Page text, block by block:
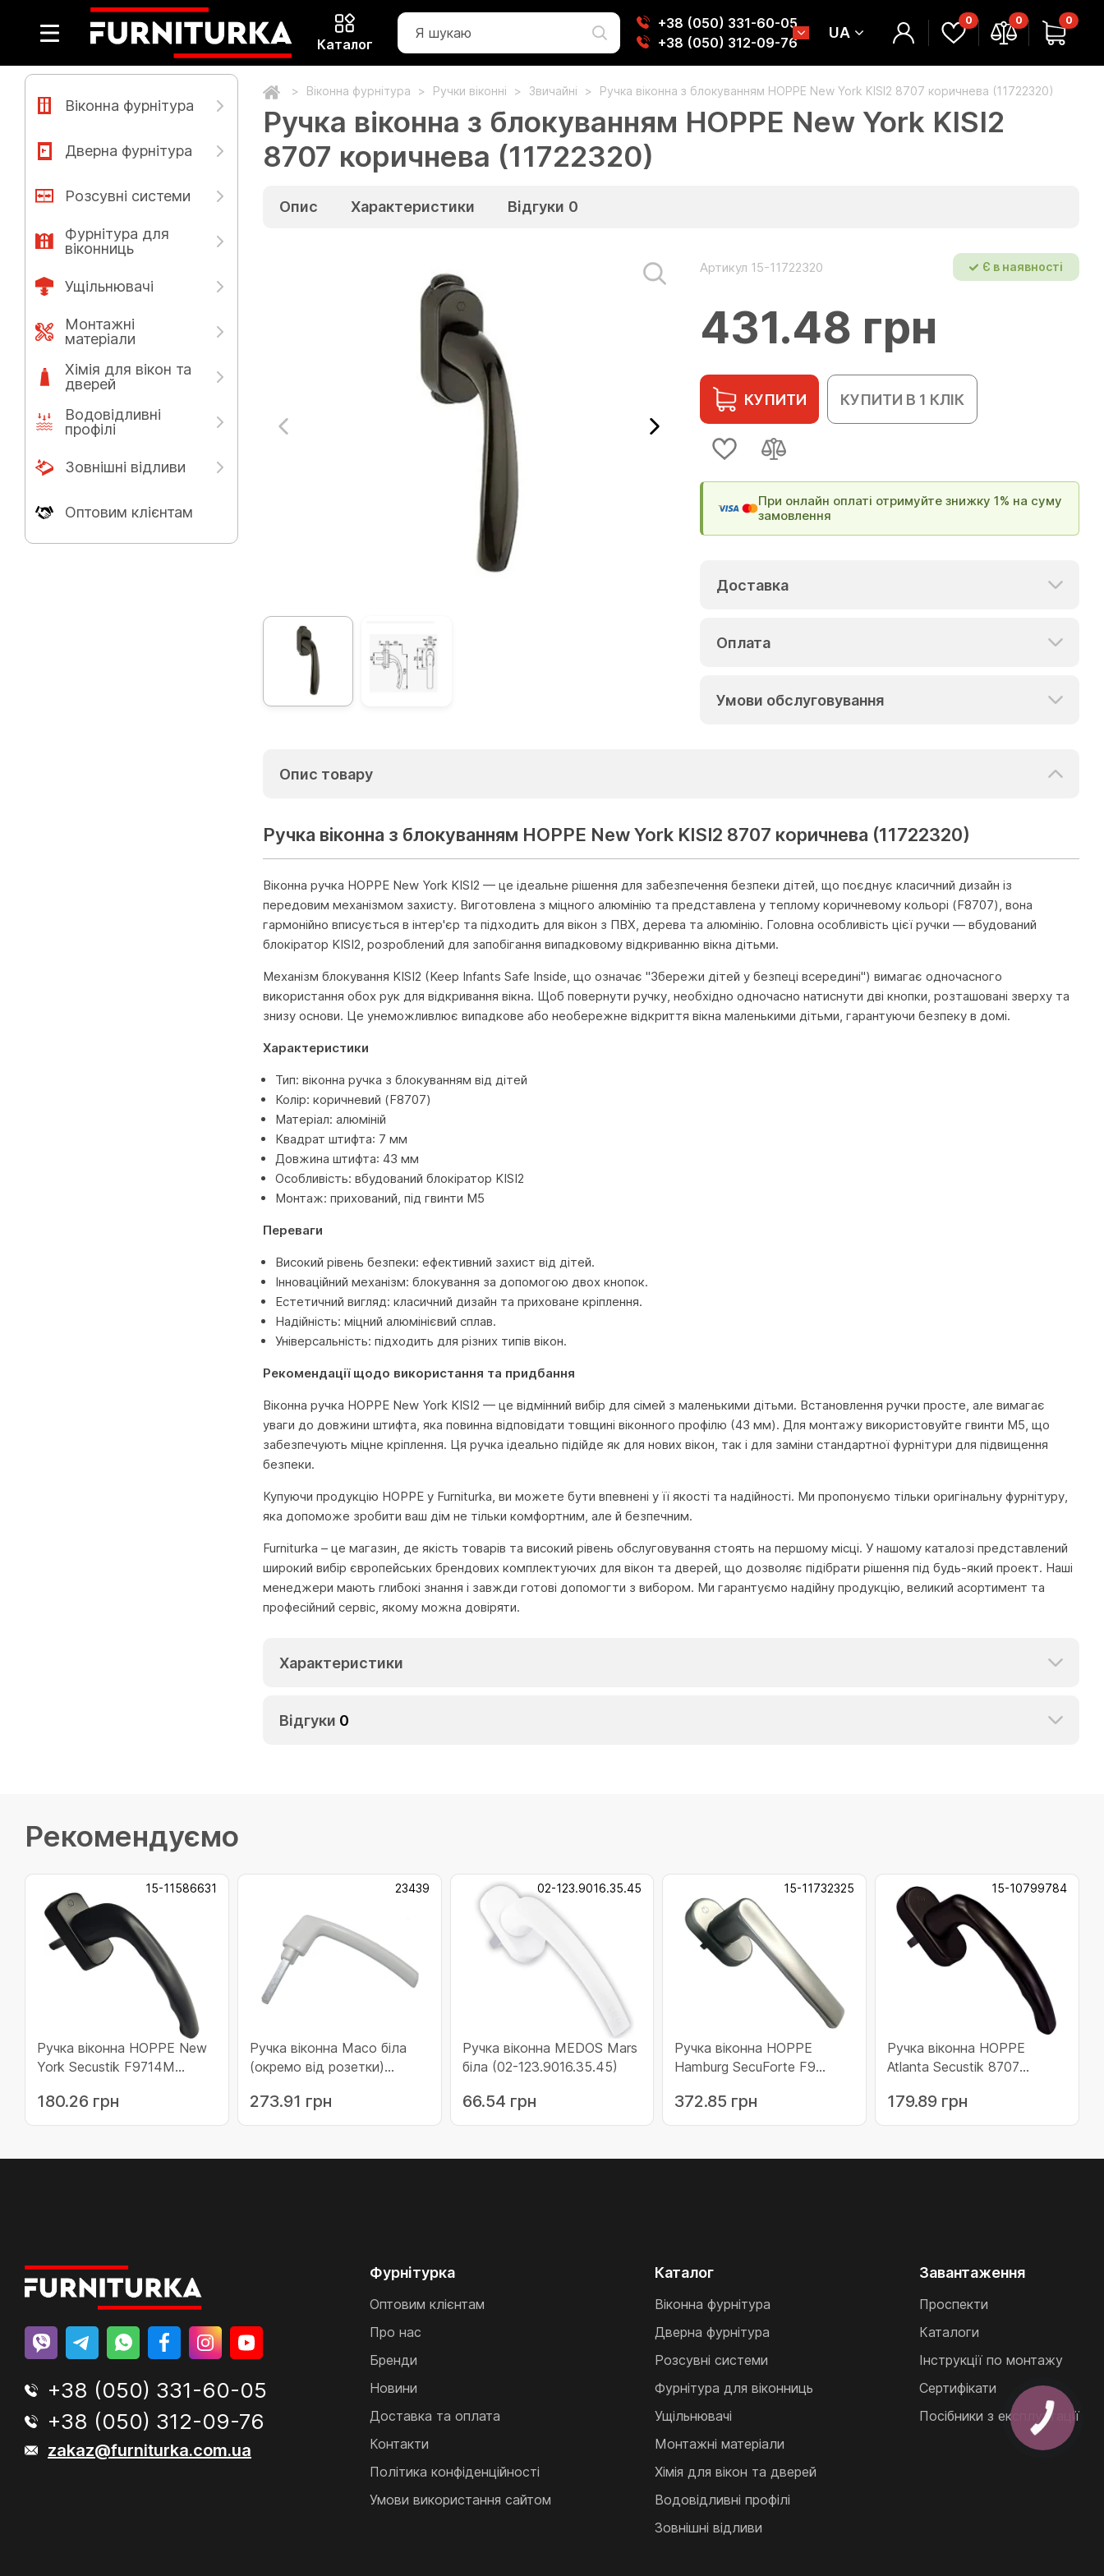
Каталог
+38 (050) 331-60-05
+38 (050) 312-09-76
UA
0 0 0
Віконна фурнітура
Дверна фурнітура
Розсувні системи
Фурнітура для
віконниць
Ущільнювачі
Монтажні
матеріали
Хімія для вікон та
дверей
Водовідливні
профілі
Зовнішні відливи
Оптовим клієнтам
Віконна фурнітура Ручки віконні Звичайні Ручка віконна з блокуванням HOPPE New York KISI2 8707 коричнева (11722320)
Ручка віконна з блокуванням HOPPE New York KISI2
8707 коричнева (11722320)
Опис Характеристики Відгуки 0
Артикул 15-11722320 Є в наявності
431.48 грн
КУПИТИ КУПИТИ В 1 КЛІК
При онлайн оплаті отримуйте знижку 1% на суму
замовлення
Доставка
Оплата
Умови обслуговування
Опис товару
Ручка віконна з блокуванням HOPPE New York KISI2 8707 коричнева (11722320)
Віконна ручка HOPPE New York KISI2 — це ідеальне рішення для забезпечення безпеки дітей, що поєднує класичний дизайн із
передовим механізмом захисту. Виготовлена з міцного алюмінію та представлена у теплому коричневому кольорі (F8707), вона
гармонійно вписується в інтер'єр та підходить для вікон з ПВХ, дерева та алюмінію. Головна особливість цієї ручки — вбудований
блокіратор KISI2, розроблений для запобігання випадковому відкриванню вікна дітьми.
Механізм блокування KISI2 (Keep Infants Safe Inside, що означає "Збережи дітей у безпеці всередині") вимагає одночасного
використання обох рук для відкривання вікна. Щоб повернути ручку, необхідно одночасно натиснути дві кнопки, розташовані зверху та
знизу основи. Це унеможливлює випадкове або необережне відкриття вікна маленькими дітьми, гарантуючи безпеку в домі.
Характеристики
Тип: віконна ручка з блокуванням від дітей
Колір: коричневий (F8707)
Матеріал: алюміній
Квадрат штифта: 7 мм
Довжина штифта: 43 мм
Особливість: вбудований блокіратор KISI2
Монтаж: прихований, під гвинти M5
Переваги
Високий рівень безпеки: ефективний захист від дітей.
Інноваційний механізм: блокування за допомогою двох кнопок.
Естетичний вигляд: класичний дизайн та приховане кріплення.
Надійність: міцний алюмінієвий сплав.
Універсальність: підходить для різних типів вікон.
Рекомендації щодо використання та придбання
Віконна ручка HOPPE New York KISI2 — це відмінний вибір для сімей з маленькими дітьми. Встановлення ручки просте, але вимагає
уваги до довжини штифта, яка повинна відповідати товщині віконного профілю (43 мм). Для монтажу використовуйте гвинти M5, що
забезпечують міцне кріплення. Ця ручка ідеально підійде як для нових вікон, так і для заміни стандартної фурнітури для підвищення
безпеки.
Купуючи продукцію HOPPE у Furniturka, ви можете бути впевнені у її якості та надійності. Ми пропонуємо тільки оригінальну фурнітуру,
яка допоможе зробити ваш дім не тільки комфортним, але й безпечним.
Furniturka – це магазин, де якість товарів та високий рівень обслуговування стоять на першому місці. У нашому каталозі представлений
широкий вибір європейських брендових комплектуючих для вікон та дверей, що дозволяє підібрати рішення під будь-який проект. Наші
менеджери мають глибокі знання і завжди готові допомогти з вибором. Ми гарантуємо надійну продукцію, великий асортимент та
професійний сервіс, якому можна довіряти.
Характеристики
Відгуки 0
Рекомендуємо
15-11586631
Ручка віконна HOPPE New
York Secustik F9714М
180.26 грн
23439
Ручка віконна Масо біла
(окремо від розетки)
273.91 грн
02-123.9016.35.45
Ручка віконна MEDOS Mars
біла (02-123.9016.35.45)
66.54 грн
15-11732325
Ручка віконна HOPPE
Hamburg SecuForte F9
372.85 грн
15-10799784
Ручка віконна HOPPE
Atlanta Secustik 8707
179.89 грн
+38 (050) 331-60-05
+38 (050) 312-09-76
zakaz@furniturka.com.ua
Фурнітурка
Оптовим клієнтам
Про нас
Бренди
Новини
Доставка та оплата
Контакти
Політика конфіденційності
Умови використання сайтом
Каталог
Віконна фурнітура
Дверна фурнітура
Розсувні системи
Фурнітура для віконниць
Ущільнювачі
Монтажні матеріали
Хімія для вікон та дверей
Водовідливні профілі
Зовнішні відливи
Завантаження
Проспекти
Каталоги
Інструкції по монтажу
Сертифікати
Посібники з експлуатації